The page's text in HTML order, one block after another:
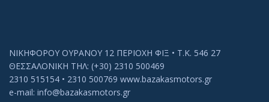
ΝΙΚΗΦΟΡΟΥ ΟΥΡΑΝΟΥ 12 ΠΕΡΙΟΧΗ ΦΙΞ • Τ.Κ. 546 27
ΘΕΣΣΑΛΟΝΙΚΗ ΤΗΛ: (+30) 2310 500469
2310 515154 • 2310 500769 www.bazakasmotors.gr
e-mail: info@bazakasmotors.gr